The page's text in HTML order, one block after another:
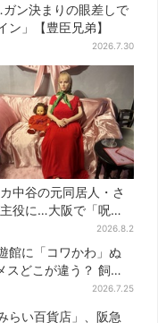
ン決まりの眼差しで
ン」【豊臣兄弟】
2026.7.30
中谷の元同居人・さ
役に…大阪で「呪物
催、コンセプトは“呪物
茶会”
2026.8.2
館に「コワかわ」ぬ
どこが違う？ 飼育
2026.7.25
らい百貨店」、阪急